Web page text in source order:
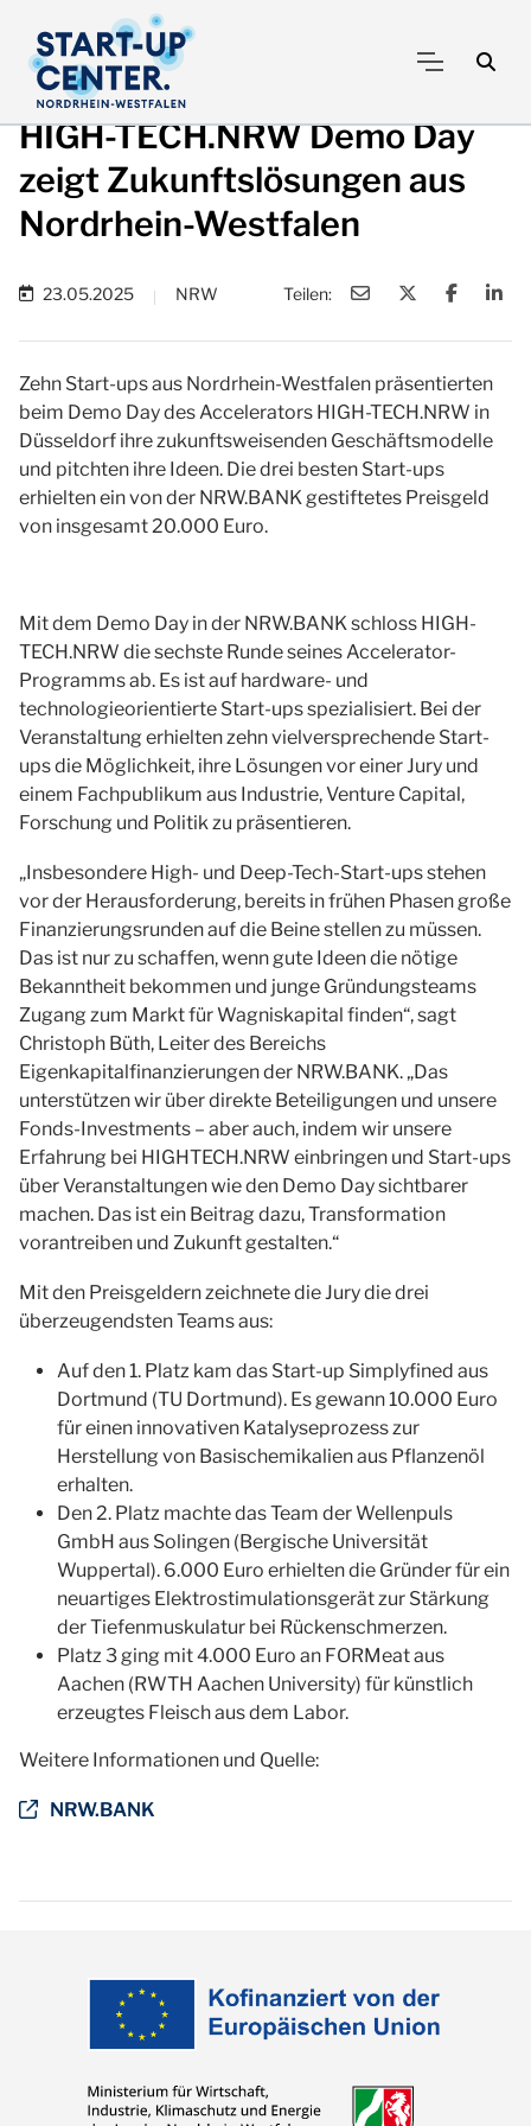
HIGH-TECH.NRW Demo Day
zeigt Zukunftslösungen aus
Nordrhein-Westfalen
23.05.2025 NRW Teilen:
Zehn Start-ups aus Nordrhein-Westfalen präsentierten
beim Demo Day des Accelerators HIGH-TECH.NRW in
Düsseldorf ihre zukunftsweisenden Geschäftsmodelle
und pitchten ihre Ideen. Die drei besten Start-ups
erhielten ein von der NRW.BANK gestiftetes Preisgeld
von insgesamt 20.000 Euro.
Mit dem Demo Day in der NRW.BANK schloss HIGH-
TECH.NRW die sechste Runde seines Accelerator-
Programms ab. Es ist auf hardware- und
technologieorientierte Start-ups spezialisiert. Bei der
Veranstaltung erhielten zehn vielversprechende Start-
ups die Möglichkeit, ihre Lösungen vor einer Jury und
einem Fachpublikum aus Industrie, Venture Capital,
Forschung und Politik zu präsentieren.
„Insbesondere High- und Deep-Tech-Start-ups stehen
vor der Herausforderung, bereits in frühen Phasen große
Finanzierungsrunden auf die Beine stellen zu müssen.
Das ist nur zu schaffen, wenn gute Ideen die nötige
Bekanntheit bekommen und junge Gründungsteams
Zugang zum Markt für Wagniskapital finden“, sagt
Christoph Büth, Leiter des Bereichs
Eigenkapitalfinanzierungen der NRW.BANK. „Das
unterstützen wir über direkte Beteiligungen und unsere
Fonds-Investments – aber auch, indem wir unsere
Erfahrung bei HIGHTECH.NRW einbringen und Start-ups
über Veranstaltungen wie den Demo Day sichtbarer
machen. Das ist ein Beitrag dazu, Transformation
vorantreiben und Zukunft gestalten.“
Mit den Preisgeldern zeichnete die Jury die drei
überzeugendsten Teams aus:
Auf den 1. Platz kam das Start-up Simplyfined aus
Dortmund (TU Dortmund). Es gewann 10.000 Euro
für einen innovativen Katalyseprozess zur
Herstellung von Basischemikalien aus Pflanzenöl
erhalten.
Den 2. Platz machte das Team der Wellenpuls
GmbH aus Solingen (Bergische Universität
Wuppertal). 6.000 Euro erhielten die Gründer für ein
neuartiges Elektrostimulationsgerät zur Stärkung
der Tiefenmuskulatur bei Rückenschmerzen.
Platz 3 ging mit 4.000 Euro an FORMeat aus
Aachen (RWTH Aachen University) für künstlich
erzeugtes Fleisch aus dem Labor.
Weitere Informationen und Quelle:
NRW.BANK